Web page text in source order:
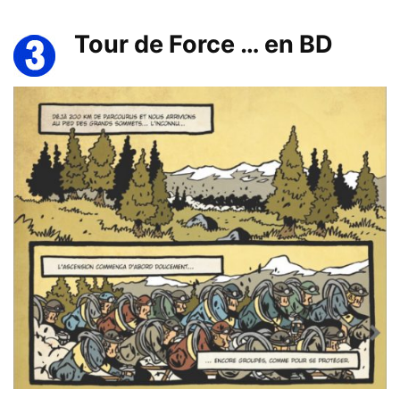
Tour de Force … en BD